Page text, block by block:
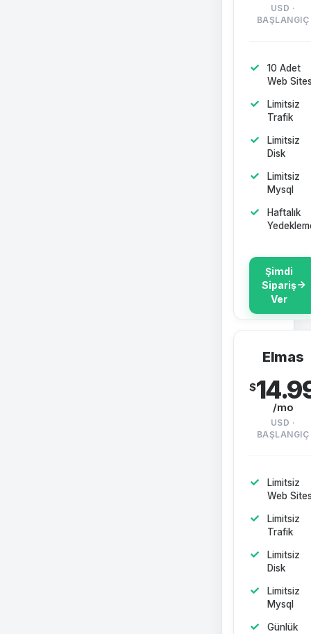
USD ·
BAŞLANGIÇ
10 Adet
Web
Limitsiz
Trafik
Limitsiz
Disk
Limitsiz
Mysql
Haftalık
Şimdi
Sipariş
Ver
Elmas
$
/mo
USD ·
BAŞLANGIÇ
Limitsiz
Web
Limitsiz
Trafik
Limitsiz
Disk
Limitsiz
Mysql
Günlük